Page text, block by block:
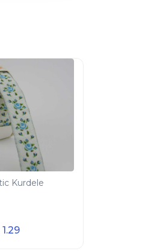
Kurdele
1.29